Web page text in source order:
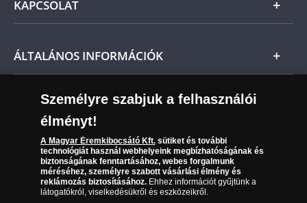
visszaküldheti. Ekkor annak árát visszatérítjük.
Magyar
Reklamáció
Visszaküldés
Elállási űrlap
KAPCSOLAT
Ügyfélszolgálat
Leiratkozás a hírlevélről
Karrier
ÁLTALÁNOS INFORMÁCIÓK
Sütik (cookies) használata
Süti (cookies)Beállítások
Társaságunkról
Az érmék és érmek ára és értéke
Gyakran ismételt kérdések
06 80 888 889
(díjmentesen hívható hétfőtől csütörtökig 9.00 és 17.00
óra között, péntekenként 9.00 és 15.00 óra között)
Személyre szabjuk a felhasználói
élményt!
A Magyar Éremkibocsátó Kft.sütiket és további
technológiát használ webhelyeink megbízhatóságának és
biztonságának fenntartásához, webes forgalmunk
méréséhez, személyre szabott vásárlási élmény és
reklámozás biztosításához.Ehhez információt gyűjtünk a
látogatókról, viselkedésükről és eszközeikről.